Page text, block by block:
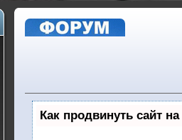
Как продвинуть сайт